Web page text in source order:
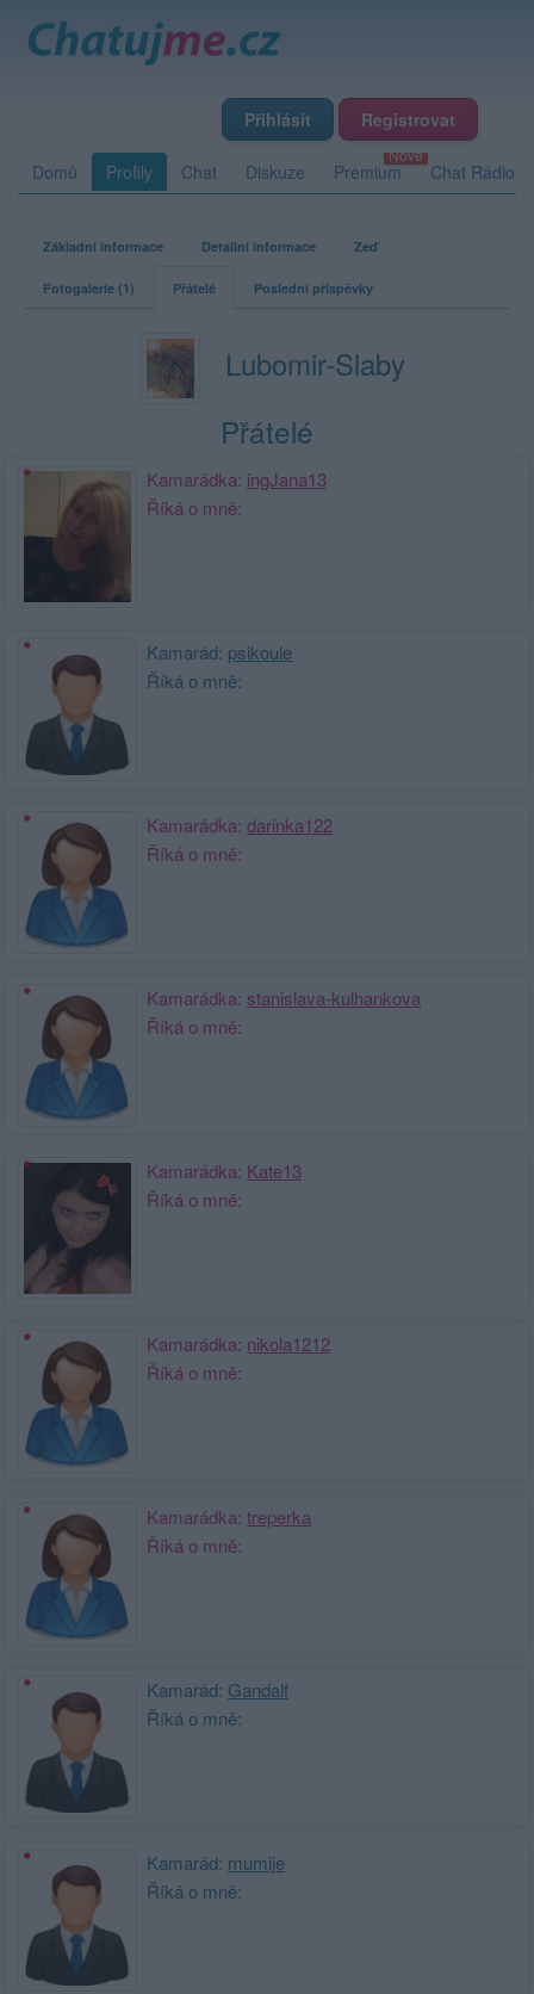
Přihlásit Registrovat
Domů Profily Chat Diskuze Premium Chat Rádio
Základní informace Detailní informace Zeď
Fotogalerie (1) Přátelé Poslední příspěvky
Lubomir-Slaby
Přátelé
Kamarádka: ingJana13
Říká o mně:
Kamarád: psikoule
Říká o mně:
Kamarádka: darinka122
Říká o mně:
Kamarádka: stanislava-kulhankova
Říká o mně:
Kamarádka: Kate13
Říká o mně:
Kamarádka: nikola1212
Říká o mně:
Kamarádka: treperka
Říká o mně:
Kamarád: Gandalf
Říká o mně:
Kamarád: mumije
Říká o mně: